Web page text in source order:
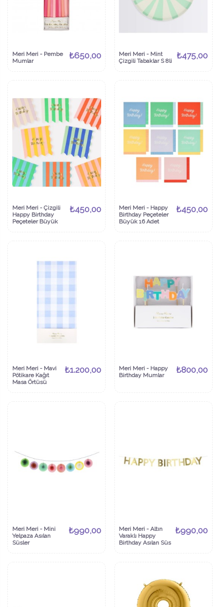
Meri Meri - Pembe
Mumlar
₺650,00
Meri Meri - Mint
Çizgili Tabaklar S 8li
₺475,00
Meri Meri - Çizgili
Happy Birthday
Peçeteler Büyük
₺450,00
Meri Meri - Happy
Birthday Peçeteler
Büyük 16 Adet
₺450,00
Meri Meri - Mavi
Pötikare Kağıt
Masa Örtüsü
₺1.200,00
Meri Meri - Happy
Birthday Mumlar
₺800,00
Meri Meri - Mini
Yelpaza Asılan
Süsler
₺990,00
Meri Meri - Altın
Varaklı Happy
Birthday Asılan Süs
₺990,00